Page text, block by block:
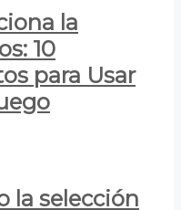
la
10
para Usar
la selección